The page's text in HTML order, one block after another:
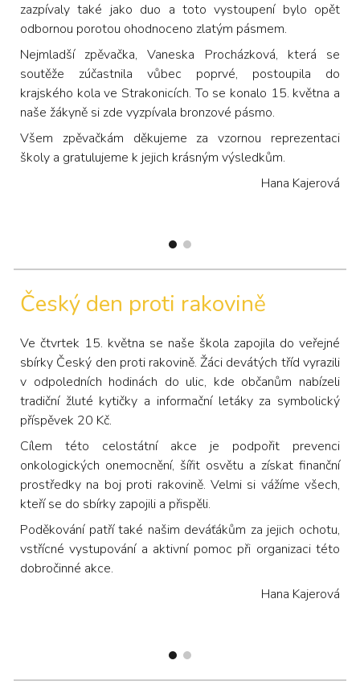
zazpívaly také jako duo a toto vystoupení bylo opět
odbornou porotou ohodnoceno zlatým pásmem.
Nejmladší zpěvačka, Vaneska Procházková, která se
soutěže zúčastnila vůbec poprvé, postoupila do
krajského kola ve Strakonicích. To se konalo 15. května a
naše žákyně si zde vyzpívala bronzové pásmo.
Všem zpěvačkám děkujeme za vzornou reprezentaci
školy a gratulujeme k jejich krásným výsledkům.
Hana Kajerová
Český den proti rakovině
Ve čtvrtek 15. května se naše škola zapojila do veřejné
sbírky Český den proti rakovině. Žáci devátých tříd vyrazili
v odpoledních hodinách do ulic, kde občanům nabízeli
tradiční žluté kytičky a informační letáky za symbolický
příspěvek 20 Kč.
Cílem této celostátní akce je podpořit prevenci
onkologických onemocnění, šířit osvětu a získat finanční
prostředky na boj proti rakovině. Velmi si vážíme všech,
kteří se do sbírky zapojili a přispěli.
Poděkování patří také našim deváťákům za jejich ochotu,
vstřícné vystupování a aktivní pomoc při organizaci této
dobročinné akce.
Hana Kajerová